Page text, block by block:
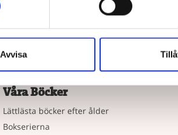
Avvisa
Våra Böcker
Lättlästa böcker efter ålder
Bokserierna